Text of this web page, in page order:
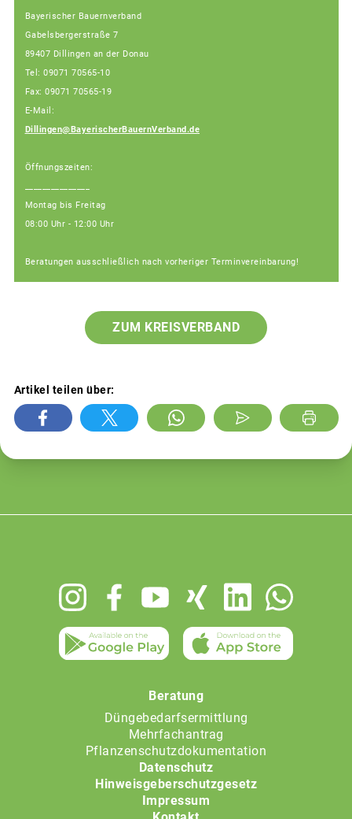
Bayerischer Bauernverband
Gabelsbergerstraße 7
89407 Dillingen an der Donau
Tel: 09071 70565-10
Fax: 09071 70565-19
E-Mail:
Dillingen@BayerischerBauernVerband.de
Öffnungszeiten:
Montag bis Freitag
08:00 Uhr - 12:00 Uhr
Beratungen ausschließlich nach vorheriger Terminvereinbarung!
ZUM KREISVERBAND
Artikel teilen über:
Beratung
Düngebedarfsermittlung
Mehrfachantrag
Pflanzenschutzdokumentation
Datenschutz
Hinweisgeberschutzgesetz
Impressum